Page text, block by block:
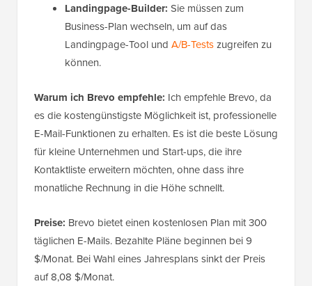
Landingpage-Builder: Sie müssen zum
Business-Plan wechseln, um auf das
Landingpage-Tool und A/B-Testszugreifen zu
können.
Warum ich Brevo empfehle: Ich empfehle Brevo, da
es die kostengünstigste Möglichkeit ist, professionelle
E-Mail-Funktionen zu erhalten. Es ist die beste Lösung
für kleine Unternehmen und Start-ups, die ihre
Kontaktliste erweitern möchten, ohne dass ihre
monatliche Rechnung in die Höhe schnellt.
Preise: Brevo bietet einen kostenlosen Plan mit 300
täglichen E-Mails. Bezahlte Pläne beginnen bei 9
$/Monat. Bei Wahl eines Jahresplans sinkt der Preis
auf 8,08 $/Monat.